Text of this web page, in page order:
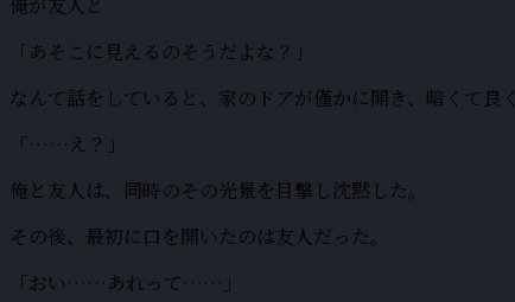
「あそこに見えるのそうだよな？」
なんて話をしていると、家のドアが僅かに開き、暗くて
「……え？」
俺と友人は、同時のその光景を目撃し沈黙した。
その後、最初に口を開いたのは友人だった。
「おい……あれって……」